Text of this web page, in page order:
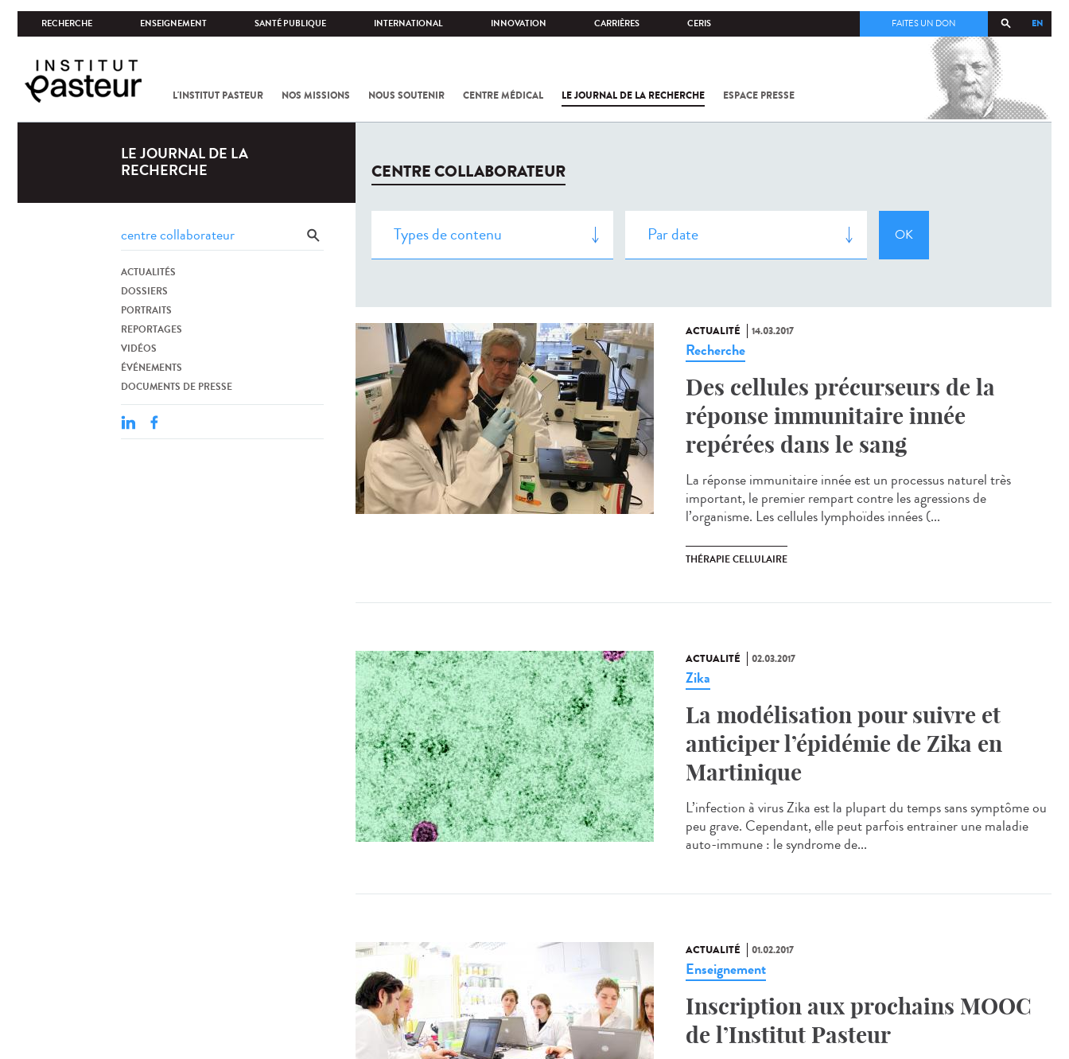
RECHERCHE ENSEIGNEMENT SANTÉ PUBLIQUE INTERNATIONAL INNOVATION CARRIÈRES CERIS EN
FAITES UN DON
L'INSTITUT PASTEUR NOS MISSIONS NOUS SOUTENIR CENTRE MÉDICAL LE JOURNAL DE LA RECHERCHE ESPACE PRESSE
COV-2 /
LE JOURNAL DE LA
RECHERCHE
ACTUALITÉS
DOSSIERS
PORTRAITS
REPORTAGES
VIDÉOS
ÉVÉNEMENTS
DOCUMENTS DE PRESSE
CENTRE COLLABORATEUR
ACTUALITÉ 14.03.2017
Recherche
Des cellules précurseurs de la
réponse immunitaire innée
repérées dans le sang
La réponse immunitaire innée est un processus naturel très
important, le premier rempart contre les agressions de
l’organisme. Les cellules lymphoïdes innées (...
THÉRAPIE CELLULAIRE
ACTUALITÉ 02.03.2017
Zika
La modélisation pour suivre et
anticiper l’épidémie de Zika en
Martinique
L’infection à virus Zika est la plupart du temps sans symptôme ou
peu grave. Cependant, elle peut parfois entrainer une maladie
auto-immune : le syndrome de...
ACTUALITÉ 01.02.2017
Enseignement
Inscription aux prochains MOOC
de l’Institut Pasteur